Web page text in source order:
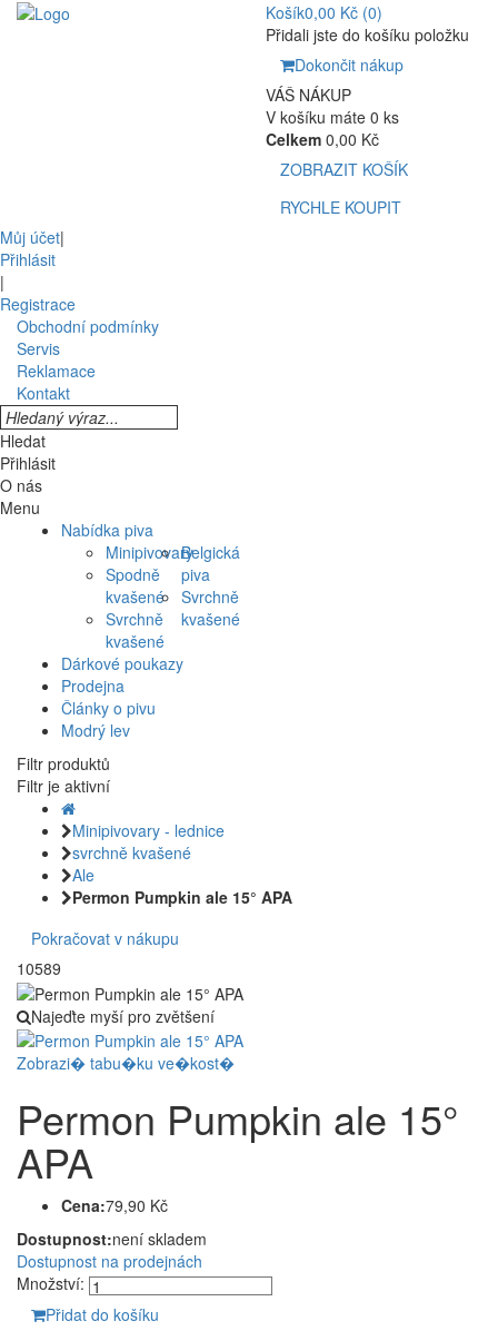
Košík0,00 Kč (0)
Přidali jste do košíku položku
Dokončit nákup
VÁŠ NÁKUP
V košíku máte 0 ks
Celkem 0,00 Kč
ZOBRAZIT KOŠÍK
RYCHLE KOUPIT
Můj účet|
Přihlásit
|
Registrace
Obchodní podmínky
Servis
Reklamace
Kontakt
Hledat
Přihlásit
O nás
Menu
Nabídka piva
Minipivovary
Spodně
kvašené
Svrchně
kvašené
Belgická
piva
Svrchně
kvašené
Dárkové poukazy
Prodejna
Články o pivu
Modrý lev
Filtr produktů
Filtr je aktivní
Minipivovary - lednice
svrchně kvašené
Ale
Permon Pumpkin ale 15° APA
Pokračovat v nákupu
10589
Najeďte myší pro zvětšení
Zobrazi� tabu�ku ve�kost�
Permon Pumpkin ale 15°
APA
Cena:79,90 Kč
Dostupnost:není skladem
Dostupnost na prodejnách
Množství:
Přidat do košíku